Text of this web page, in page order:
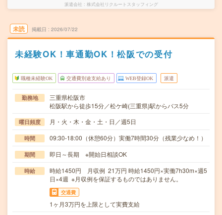
派遣会社 株式会社リクルートスタッフィング
未読 掲載日 2026/07/22
未経験OK！車通勤OK！松阪での受付
職種未経験OK 交通費別途支給あり WEB登録OK 派遣
勤務地
三重県松阪市
松阪駅から徒歩15分／松ケ崎(三重県)駅からバス5分
曜日頻度 月・火・木・金・土・日／週5日
時間 09:30-18:00（休憩60分）実働7時間30分（残業少なめ！）
期間 即日～長期 ※開始日相談OK
時給
時給1450円 月収例 21万円 時給1450円×実働7h30m×週5
日×4週 ※月収例を保証するものではありません。
交通費
1ヶ月3万円を上限として実費支給